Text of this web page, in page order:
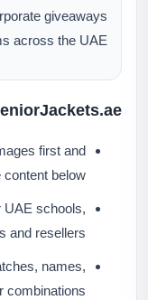
giveaways
across the UAE.
first and
below.
UAE schools,
and resellers.
names,
combinations.